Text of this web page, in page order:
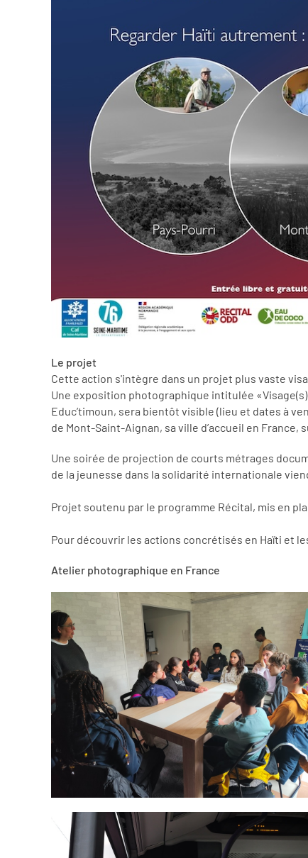
Le projet
Cette action s'intègre dans un projet plus vaste
Une exposition photographique intitulée
Educ’timoun, sera bientôt visible (lieu et dates à
de Mont-Saint-Aignan, sa ville d’accueil en France,
Une soirée de projection de courts métrages
de la jeunesse dans la solidarité internationale
Projet soutenu par le programme Récital, mis en
Pour découvrir les actions concrétisés en Haïti et
Atelier photographique en France